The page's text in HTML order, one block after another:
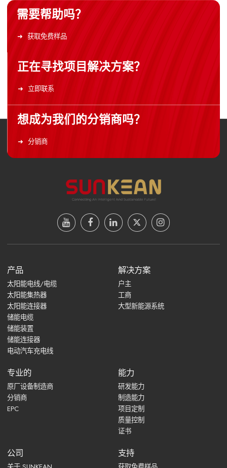
需要帮助吗？
获取免费样品
正在寻找项目解决方案？
立即联系
想成为我们的分销商吗？
分销商
产品
太阳能电线/电缆
太阳能集热器
太阳能连接器
储能电缆
储能装置
储能连接器
电动汽车充电线
解决方案
户主
工商
大型新能源系统
专业的
原厂设备制造商
分销商
EPC
能力
研发能力
制造能力
项目定制
质量控制
证书
公司 支持